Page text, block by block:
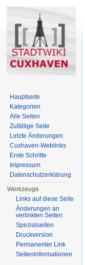
Hauptseite
Kategorien
Alle Seiten
Zufällige Seite
Letzte Änderungen
Cuxhaven-Weblinks
Erste Schritte
Impressum
Datenschutzerklärung
Werkzeuge
Links auf diese Seite
Änderungen an
verlinkten Seiten
Spezialseiten
Druckversion
Permanenter Link
Seiten­informationen